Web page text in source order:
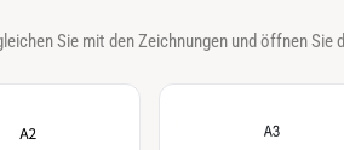
Sie mit den Zeichnungen und öffnen Sie